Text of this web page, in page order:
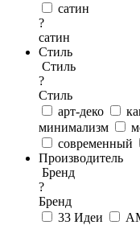
сатин
?
сатин
Стиль
Стиль
?
Стиль
арт-деко
минимализм
современный
Производитель
Бренд
?
Бренд
33 Идеи